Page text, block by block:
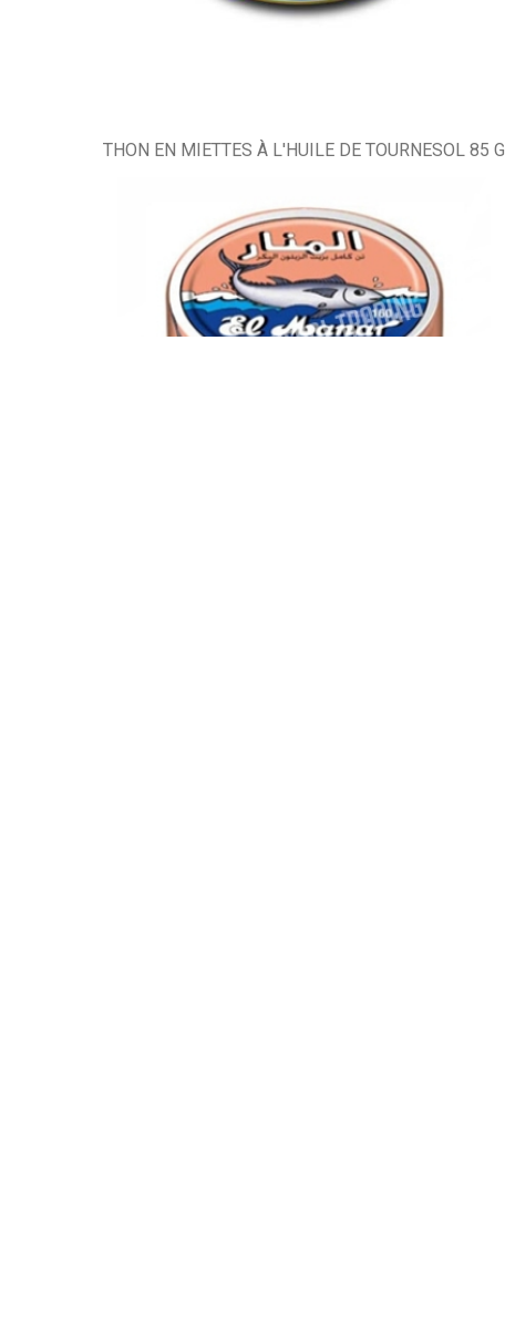
THON EN MIETTES À L'HUILE DE TOURNESOL 85 G